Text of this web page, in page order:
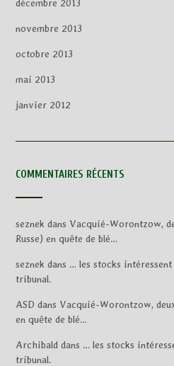
décembre 2013
novembre 2013
octobre 2013
mai 2013
janvier 2012
COMMENTAIRES RÉCENTS
seznek dans Vacquié-Worontzow,
Russe) en quête de blé…
seznek dans … les stocks intéressent
tribunal.
ASD dans Vacquié-Worontzow,
en quête de blé…
Archibald dans … les stocks
tribunal.